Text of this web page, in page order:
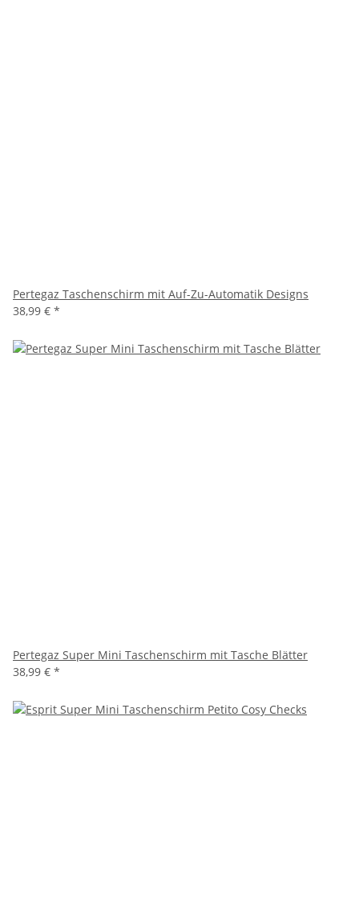
Pertegaz Taschenschirm mit Auf-Zu-Automatik Designs
38,99 € *
Pertegaz Super Mini Taschenschirm mit Tasche Blätter
38,99 € *